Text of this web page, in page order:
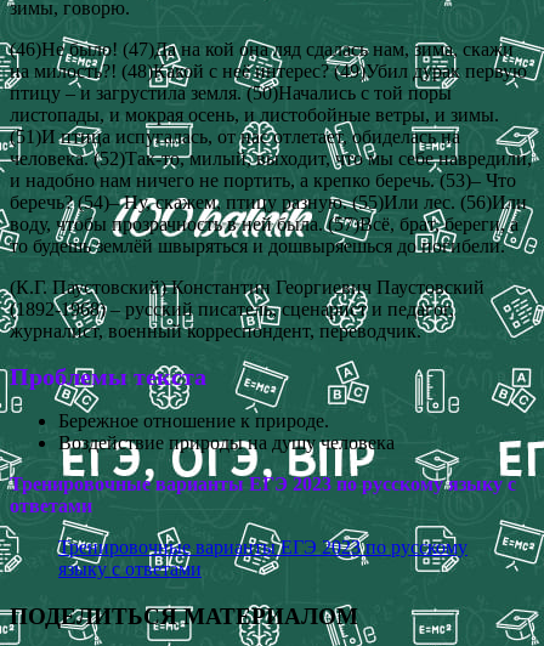
зимы, говорю.
(46)Не было! (47)Да на кой она ляд сдалась нам, зимa, скажи
на милость?! (48)Какой с неё интерес? (49)Убил дурак первую
птицу – и загрустила земля. (50)Начались с той поры
листопады, и мокрая осень, и листобойные ветры, и зимы.
(51)И птица испугалась, от нас отлетает, обиделась на
человека. (52)Так-то, милый, выходит, что мы себе навредили,
и надобно нам ничего не портить, а крепко беречь. (53)– Что
беречь? (54)– Ну, скажем, птицу разную. (55)Или лес. (56)Или
воду, чтобы прозрачность в ней была. (57)Всё, брат, береги, а
то будешь землёй швыряться и дошвыряешься до погибели.
(К.Г. Паустовский) Константин Георгиевич Паустовский
(1892-1968) – русский писатель, сценарист и педагог,
журналист, военный корреспондент, переводчик.
Проблемы текста
Бережное отношение к природе.
Воздействие природы на душу человека
Тренировочные варианты ЕГЭ 2023 по русскому языку с
ответами
Тренировочные варианты ЕГЭ 2023 по русскому
языку с ответами
ПОДЕЛИТЬСЯ МАТЕРИАЛОМ